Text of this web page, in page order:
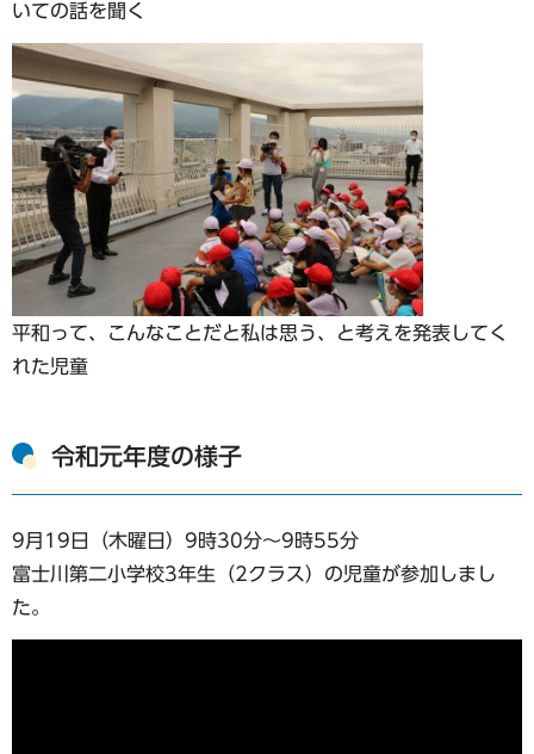
いての話を聞く
平和って、こんなことだと私は思う、と考えを発表してく
れた児童
令和元年度の様子
9月19日（木曜日）9時30分～9時55分
富士川第二小学校3年生（2クラス）の児童が参加しまし
た。